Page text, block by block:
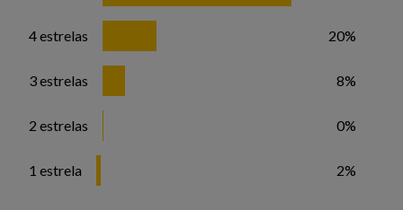
4 estrelas 20%
3 estrelas 8%
2 estrelas 0%
1 estrela 2%